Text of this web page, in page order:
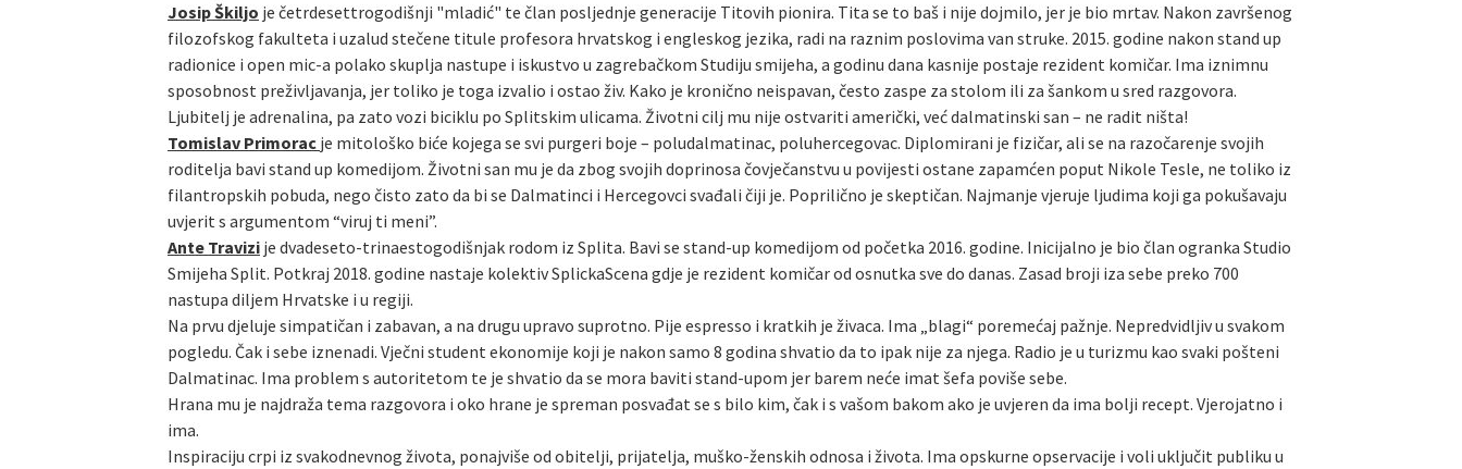
Josip Škiljo je četrdesettrogodišnji "mladić" te član posljednje generacije Titovih pionira. Tita se to baš i nije dojmilo, jer je bio mrtav. Nakon završenog
filozofskog fakulteta i uzalud stečene titule profesora hrvatskog i engleskog jezika, radi na raznim poslovima van struke. 2015. godine nakon stand up
radionice i open mic-a polako skuplja nastupe i iskustvo u zagrebačkom Studiju smijeha, a godinu dana kasnije postaje rezident komičar. Ima iznimnu
sposobnost preživljavanja, jer toliko je toga izvalio i ostao živ. Kako je kronično neispavan, često zaspe za stolom ili za šankom u sred razgovora.
Ljubitelj je adrenalina, pa zato vozi biciklu po Splitskim ulicama. Životni cilj mu nije ostvariti američki, već dalmatinski san – ne radit ništa!
Tomislav Primorac je mitološko biće kojega se svi purgeri boje – poludalmatinac, poluhercegovac. Diplomirani je fizičar, ali se na razočarenje svojih
roditelja bavi stand up komedijom. Životni san mu je da zbog svojih doprinosa čovječanstvu u povijesti ostane zapamćen poput Nikole Tesle, ne toliko iz
filantropskih pobuda, nego čisto zato da bi se Dalmatinci i Hercegovci svađali čiji je. Poprilično je skeptičan. Najmanje vjeruje ljudima koji ga pokušavaju
uvjerit s argumentom “viruj ti meni”.
Ante Travizi je dvadeseto-trinaestogodišnjak rodom iz Splita. Bavi se stand-up komedijom od početka 2016. godine. Inicijalno je bio član ogranka Studio
Smijeha Split. Potkraj 2018. godine nastaje kolektiv SplickaScena gdje je rezident komičar od osnutka sve do danas. Zasad broji iza sebe preko 700
nastupa diljem Hrvatske i u regiji.
Na prvu djeluje simpatičan i zabavan, a na drugu upravo suprotno. Pije espresso i kratkih je živaca. Ima „blagi“ poremećaj pažnje. Nepredvidljiv u svakom
pogledu. Čak i sebe iznenadi. Vječni student ekonomije koji je nakon samo 8 godina shvatio da to ipak nije za njega. Radio je u turizmu kao svaki pošteni
Dalmatinac. Ima problem s autoritetom te je shvatio da se mora baviti stand-upom jer barem neće imat šefa poviše sebe.
Hrana mu je najdraža tema razgovora i oko hrane je spreman posvađat se s bilo kim, čak i s vašom bakom ako je uvjeren da ima bolji recept. Vjerojatno i
ima.
Inspiraciju crpi iz svakodnevnog života, ponajviše od obitelji, prijatelja, muško-ženskih odnosa i života. Ima opskurne opservacije i voli uključit publiku u